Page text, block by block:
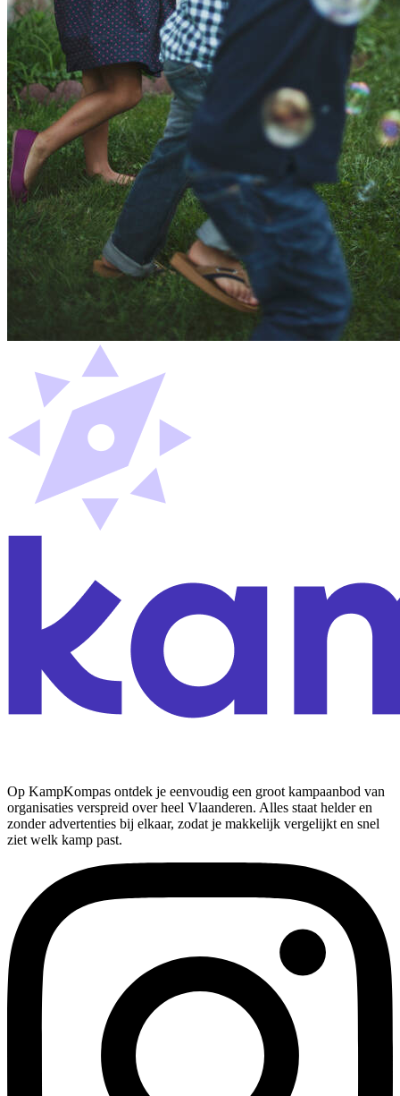
Op KampKompas ontdek je eenvoudig een groot kampaanbod van
organisaties verspreid over heel Vlaanderen. Alles staat helder en
zonder advertenties bij elkaar, zodat je makkelijk vergelijkt en snel
ziet welk kamp past.